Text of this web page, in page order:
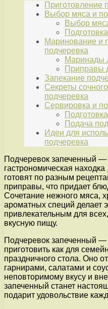
Приготовление
Выбор мяса и
Выбор
Маринование и
подчеревка
Маринады
Приправы
Запекание
Секреты
подчеревка
Сервировка и
Подача
Идеи для
подчеревка
Подчеревок запеченный —
гастрономическая находка
готовят по разным
приправы, что придает
Сочетание нежного мяса,
ароматных специй делает
привлекательным для
вкусную пищу.
Подчеревок запеченный
приготовить как для
праздничного стола. Оно
гарнирами, салатами и
неповторимому вкусу и
запеченный станет
подарит удовольствие